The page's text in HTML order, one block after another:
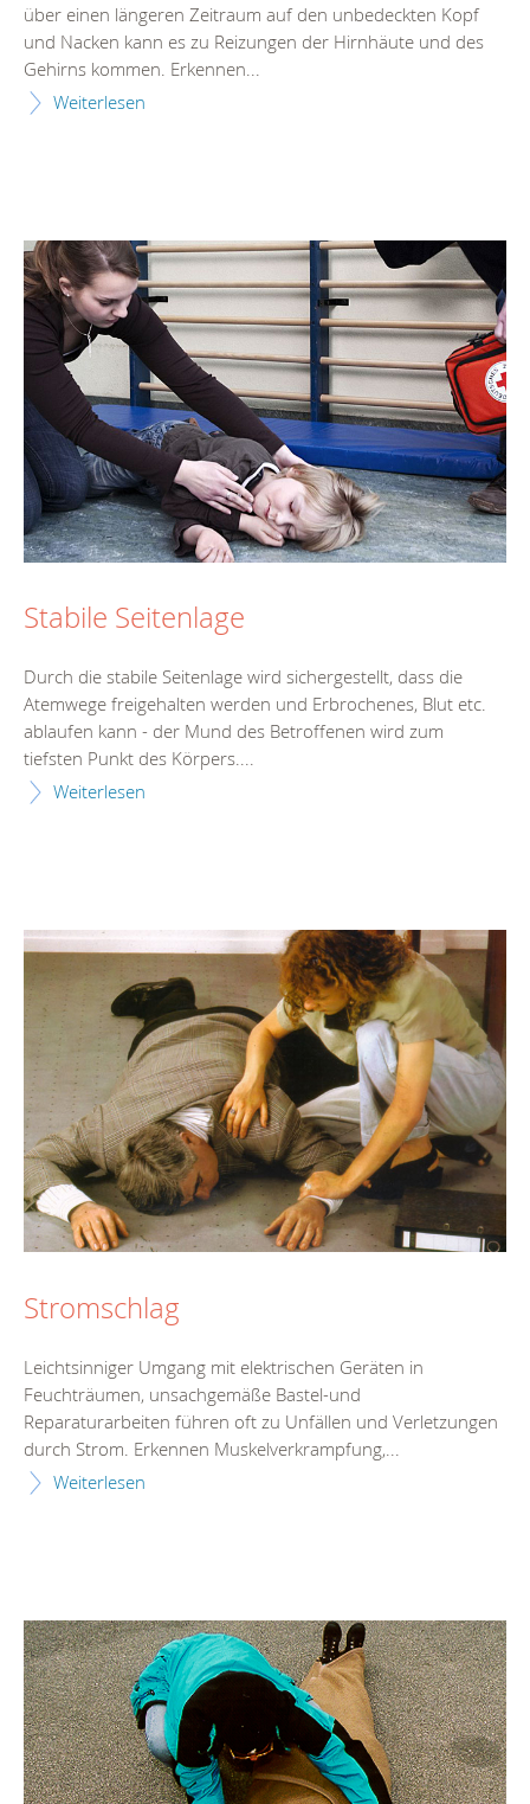
über einen längeren Zeitraum auf den unbedeckten Kopf
und Nacken kann es zu Reizungen der Hirnhäute und des
Gehirns kommen. Erkennen...
Weiterlesen
Stabile Seitenlage
Durch die stabile Seitenlage wird sichergestellt, dass die
Atemwege freigehalten werden und Erbrochenes, Blut etc.
ablaufen kann - der Mund des Betroffenen wird zum
tiefsten Punkt des Körpers....
Weiterlesen
Stromschlag
Leichtsinniger Umgang mit elektrischen Geräten in
Feuchträumen, unsachgemäße Bastel-und
Reparaturarbeiten führen oft zu Unfällen und Verletzungen
durch Strom. Erkennen Muskelverkrampfung,...
Weiterlesen